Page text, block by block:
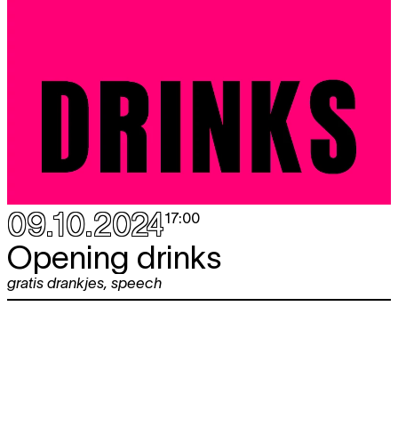
09.10.202417:00
Opening drinks
gratis drankjes, speech